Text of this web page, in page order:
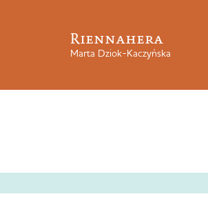
Riennahera
Marta Dziok-Kaczyńska